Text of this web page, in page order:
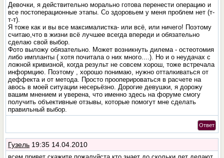
Девочки, я действительно морально готова перенести операцию и
все постоперационные этапы. Со здоровьем у меня проблем нет (т-
т-т).
Я тоже как и вы все максималистка- или всё, или ничего! Поэтому
считаю,что в жизни всё лучшее всегда впереди и обязательно
сделаю свой выбор.
Фото выложу обязательно. Может возникнуть дилема - остеотомия
либо импланты ( хотя почитала о них много....). Но и о неудачах с
ложной кривизной, когда результ не совсем хорош, тоже встречала
информцию. Поэтому , хорошо понимаю, нужно отталкиваться от
деффекта и от метода. Просто прооперироваться в расчете на
авось в моей ситуации несерьёзно. Дорогие девушки, я дорожу
вашим мнением и уверена, что именно здесь на форуме смогу
получить объективные отзывы, которые помогут мне сделать
правильный выбор.
Ответ
Гузель 19:35 14.04.2010